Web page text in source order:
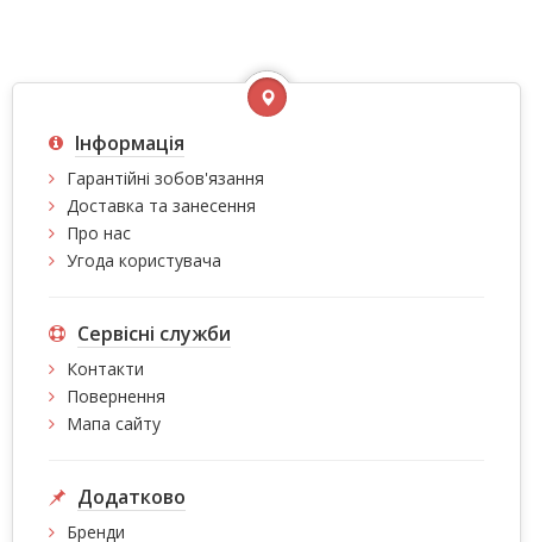
Інформація
Гарантійні зобов'язання
Доставка та занесення
Про нас
Угода користувача
Сервісні служби
Контакти
Повернення
Мапа сайту
Додатково
Бренди